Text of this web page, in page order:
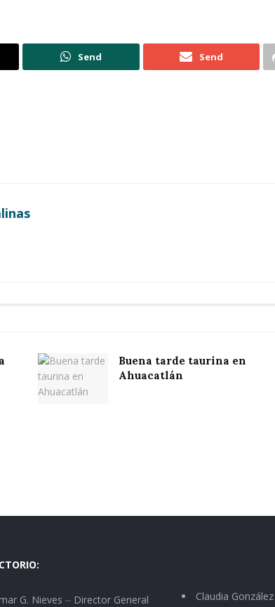
Send Send
Buena tarde taurina en
Ahuacatlán
G. Nieves ⏤ Director General
Claudia